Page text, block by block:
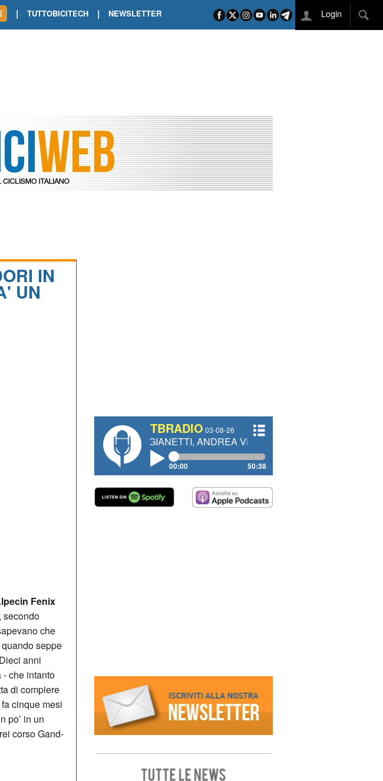
DE FRANCE. ORCIERES-MERLETTE INCORONA CARAPAZ
DE FRANCE. A VOIRON TRIONFO DI PHILIPSEN SU SCHMID E KOOIJ
| TUTTOBICITECH | NEWSLETTER Login
IN
UN
Fenix
secondo
che
seppe
anni
che intanto
di compiere
cinque mesi
po’ in un
corso Gand-
TBRADIO 03-08-26
WEGELIUS, MAURO GIANETTI, ANDREA VENDRAME, FILIPPO FIORELLI
00:00 50:38